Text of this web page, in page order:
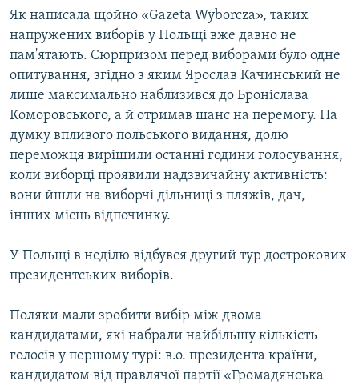
Як написала щойно «Gazeta Wyborcza», таких
напружених виборів у Польщі вже давно не
пам'ятають. Сюрпризом перед виборами було одне
опитування, згідно з яким Ярослав Качинський не
лише максимально наблизився до Броніслава
Коморовського, а й отримав шанс на перемогу. На
думку впливого польського видання, долю
переможця вирішили останні години голосування,
коли виборці проявили надзвичайну активність:
вони йшли на виборчі дільниці з пляжів, дач,
інших місць відпочинку.
У Польщі в неділю відбувся другий тур дострокових
президентських виборів.
Поляки мали зробити вибір між двома
кандидатами, які набрали найбільшу кількість
голосів у першому турі: в.о. президента країни,
кандидатом від правлячої партії «Громадянська